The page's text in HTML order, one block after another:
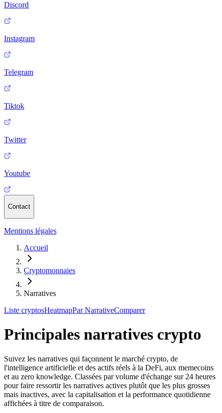
Discord
Instagram
Telegram
Tiktok
Twitter
Youtube
Contact
Mentions légales
Accueil
Cryptomonnaies
Narratives
Liste cryptosHeatmapPar NarrativeComparer
Principales narratives crypto
Suivez les narratives qui façonnent le marché crypto, de
l'intelligence artificielle et des actifs réels à la DeFi, aux memecoins
et au zero knowledge. Classées par volume d'échange sur 24 heures
pour faire ressortir les narratives actives plutôt que les plus grosses
mais inactives, avec la capitalisation et la performance quotidienne
affichées à titre de comparaison.